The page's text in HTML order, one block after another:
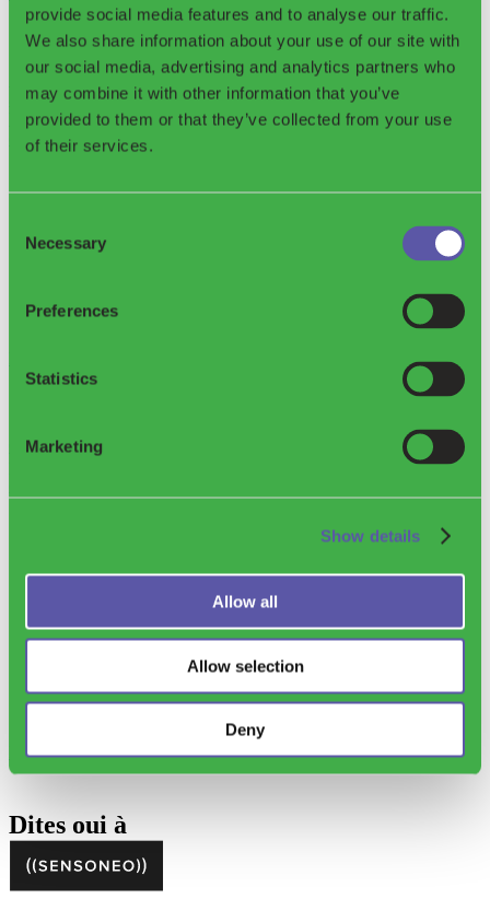
provide social media features and to analyse our traffic.
We also share information about your use of our site with
our social media, advertising and analytics partners who
may combine it with other information that you’ve
provided to them or that they’ve collected from your use
of their services.
Selection
Necessary
Preferences
Statistics
Marketing
Show details
Allow all
Allow selection
Deny
Situation actuelle des systèmes de consigne dans les pays européens,
ainsi que les taux de recyclage des emballages plastiques de
boissons dans les pays disposant déjà d’un système de consigne
opérationnel.
Cet article explore les complexités et les limites du recyclage du
plastique, en précisant la différence entre le tri et la récupération
Découvrez notre bibliothèque des déchets
Dites oui à